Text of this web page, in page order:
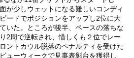
が少しウェットになる難しいコンディ
ードでポジションをアップし2位に大
いた。ところが後半、ペースの落ちな
2周で逆転され、惜しくも２位でレー
ントカウル脱落のペナルティを受けた
ューウィークで見事表彰台を獲得し